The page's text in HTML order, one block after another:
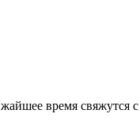
время свяжутся